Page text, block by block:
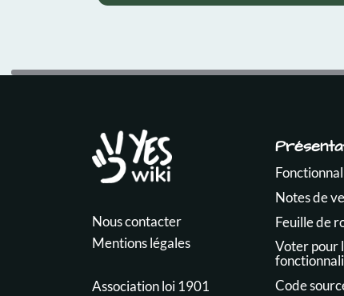
Nous contacter
Mentions légales
Association loi 1901
Notes de
Feuille de
Voter pour
Code